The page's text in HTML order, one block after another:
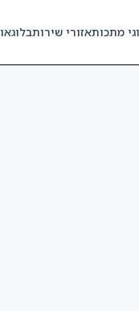
מתכותאזורי שירותבלוג